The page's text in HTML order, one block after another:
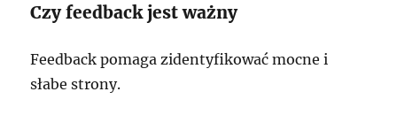
Czy feedback jest ważny
Feedback pomaga zidentyfikować mocne i
słabe strony.